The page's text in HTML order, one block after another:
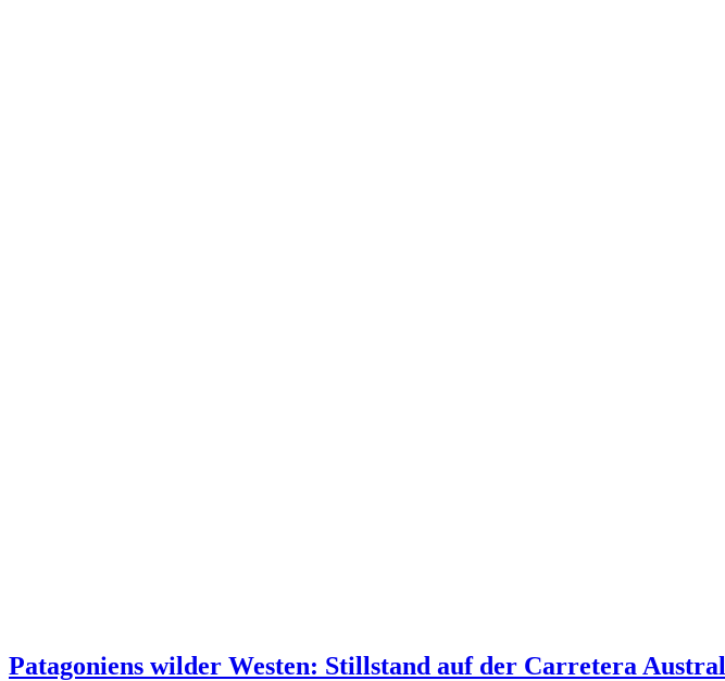
Patagoniens wilder Westen: Stillstand auf der Carretera Austral